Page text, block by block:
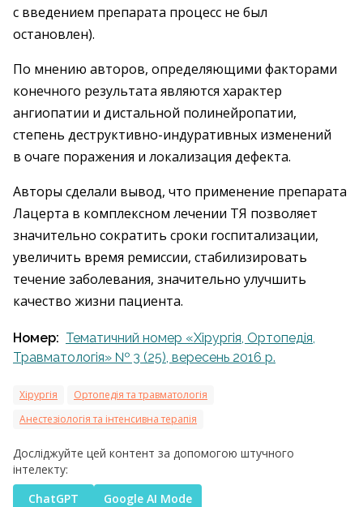
с введением препарата процесс не был
остановлен).
По мнению авторов, определяющими факторами
конечного результата являются характер
ангиопатии и дистальной полинейропатии,
степень деструктивно-индуративных изменений
в очаге поражения и локализация дефекта.
Авторы сделали вывод, что применение препарата
Лацерта в комплексном лечении ТЯ позволяет
значительно сократить сроки госпитализации,
увеличить время ремиссии, стабилизировать
течение заболевания, значительно улучшить
качество жизни пациента.
Номер: Тематичний номер «Хірургія, Ортопедія,
Травматологія» № 3 (25), вереcень 2016 р.
Хірургія
Ортопедія та травматологія
Анестезіологія та інтенсивна терапія
Досліджуйте цей контент за допомогою штучного
інтелекту:
ChatGPT
Google AI Mode